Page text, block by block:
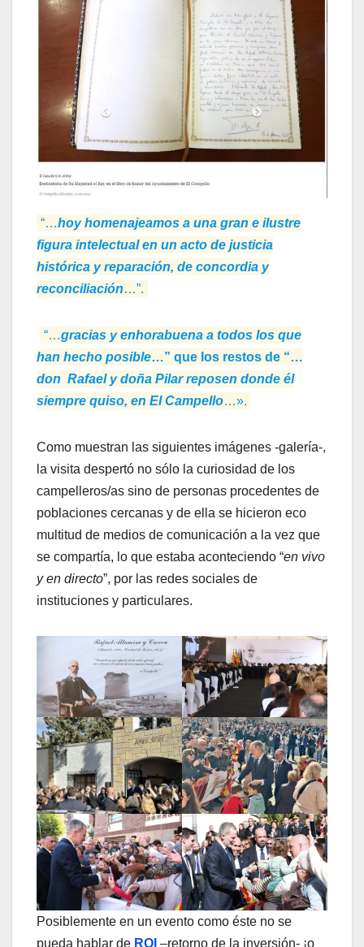
“…hoy homenajeamos a una gran e ilustre
figura intelectual en un acto de justicia
histórica y reparación, de concordia y
reconciliación…”.
“…gracias y enhorabuena a todos los que
han hecho posible…” que los restos de “…
don Rafael y doña Pilar reposen donde él
siempre quiso, en El Campello…».
Como muestran las siguientes imágenes -galería-,
la visita despertó no sólo la curiosidad de los
campelleros/as sino de personas procedentes de
poblaciones cercanas y de ella se hicieron eco
multitud de medios de comunicación a la vez que
se compartía, lo que estaba aconteciendo “en vivo
y en directo”, por las redes sociales de
instituciones y particulares.
Posiblemente en un evento como éste no se
pueda hablar de ROI –retorno de la inversión- ¡o